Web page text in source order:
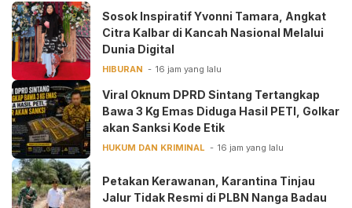
‎Sosok Inspiratif Yvonni Tamara, Angkat
Citra Kalbar di Kancah Nasional Melalui
Dunia Digital ‎
HIBURAN 16 jam yang lalu
Viral Oknum DPRD Sintang Tertangkap
Bawa 3 Kg Emas Diduga Hasil PETI, Golkar
akan Sanksi Kode Etik
HUKUM DAN KRIMINAL 16 jam yang lalu
Petakan Kerawanan, Karantina Tinjau
Jalur Tidak Resmi di PLBN Nanga Badau